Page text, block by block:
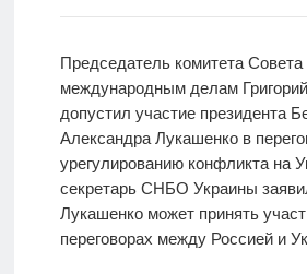
Председатель комитета
международным делам
допустил участие президента
Александра Лукашенко в
урегулированию конфликта на
секретарь СНБО Украины
Лукашенко может принять
переговорах между Россией и